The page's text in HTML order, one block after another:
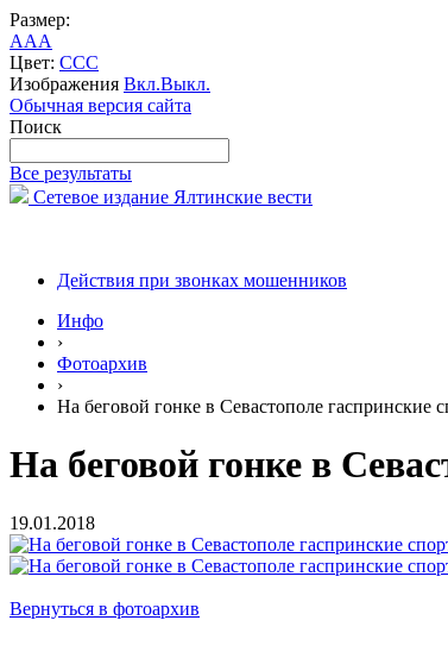
Размер:
AAA
Цвет: CCC
Изображения Вкл.Выкл.
Обычная версия сайта
Поиск
Все результаты
Сетевое издание Ялтинские вести
Действия при звонках мошенников
Инфо
›
Фотоархив
›
На беговой гонке в Севастополе гаспринские
На беговой гонке в
19.01.2018
Вернуться в фотоархив